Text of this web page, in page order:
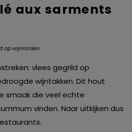
aux sarments
vlees gegrild op
wijntakken. Dit hout
smaak die veel echte
vinden. Naar uitkijken dus